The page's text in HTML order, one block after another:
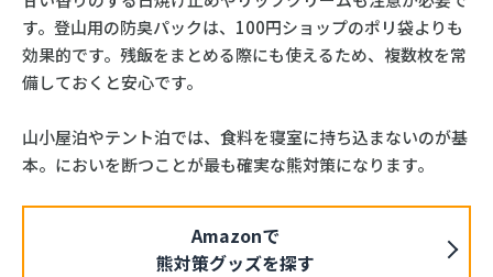
す。登山用の防臭パックは、100円ショップのポリ袋よりも
効果的です。残飯をまとめる際にも使えるため、複数枚を常
備しておくと安心です。
山小屋泊やテント泊では、食料を寝室に持ち込まないのが基
本。においを断つことが最も確実な熊対策になります。
Amazonで
熊対策グッズを探す